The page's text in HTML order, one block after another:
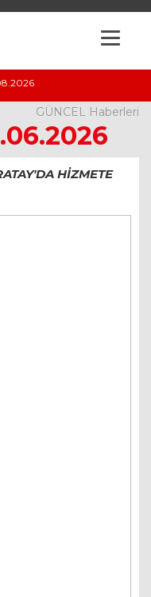
GÜNCEL Haberleri
HİZMETE